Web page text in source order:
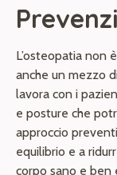
L’osteopatia non
anche un mezzo
lavora con i
e posture che
approccio
equilibrio e a
corpo sano e ben